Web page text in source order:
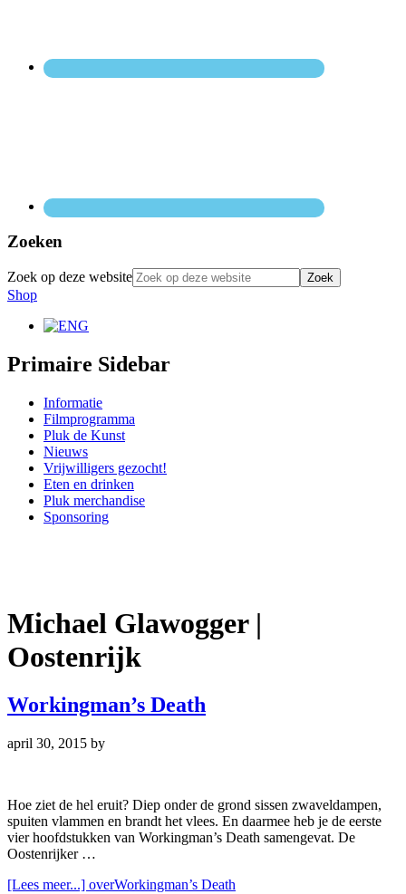
Zoeken
Zoek op deze website
Shop
Primaire Sidebar
Informatie
Filmprogramma
Pluk de Kunst
Nieuws
Vrijwilligers gezocht!
Eten en drinken
Pluk merchandise
Sponsoring
Michael Glawogger |
Oostenrijk
Workingman’s Death
april 30, 2015 by
Hoe ziet de hel eruit? Diep onder de grond sissen zwaveldampen,
spuiten vlammen en brandt het vlees. En daarmee heb je de eerste
vier hoofdstukken van Workingman’s Death samengevat. De
Oostenrijker …
[Lees meer...] overWorkingman’s Death